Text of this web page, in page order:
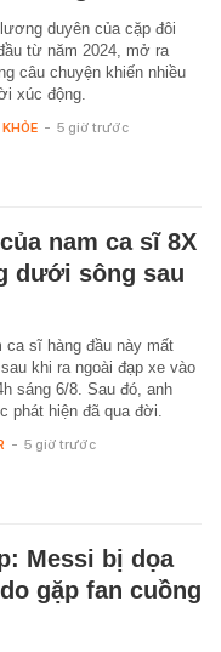
duyên của cặp đôi
từ năm 2024, mở ra
câu chuyện khiến nhiều
xúc động.
- 5 giờ trước
nam ca sĩ 8X
dưới sông sau
ca sĩ hàng đầu này mất
khi ra ngoài đạp xe vào
sáng 6/8. Sau đó, anh
phát hiện đã qua đời.
- 5 giờ trước
Messi bị dọa
gặp fan cuồng